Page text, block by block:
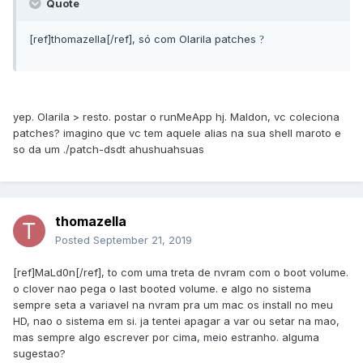
Quote
[ref]thomazella[/ref], só com Olarila patches ?
yep. Olarila > resto. postar o runMeApp hj. Maldon, vc coleciona
patches? imagino que vc tem aquele alias na sua shell maroto e
so da um ./patch-dsdt ahushuahsuas
thomazella
Posted September 21, 2019
[ref]MaLd0n[/ref], to com uma treta de nvram com o boot volume.
o clover nao pega o last booted volume. e algo no sistema
sempre seta a variavel na nvram pra um mac os install no meu
HD, nao o sistema em si. ja tentei apagar a var ou setar na mao,
mas sempre algo escrever por cima, meio estranho. alguma
sugestao?